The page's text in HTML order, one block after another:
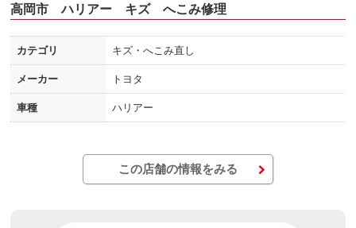
高岡市 ハリアー キズ へこみ修理
カテゴリ キズ・へこみ直し
メーカー トヨタ
車種 ハリアー
この店舗の情報をみる